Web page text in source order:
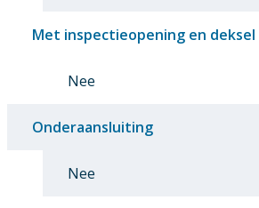
Met inspectieopening en deksel
Nee
Onderaansluiting
Nee